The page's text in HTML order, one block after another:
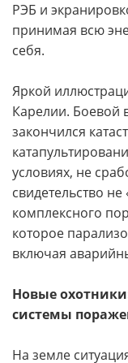
РЭБ и
принимая всю
себя.
Яркой
Карелии. Боевой
закончился
условиях, не
свидетельство
комплексного
которое
включая
Новые
системы
На земле